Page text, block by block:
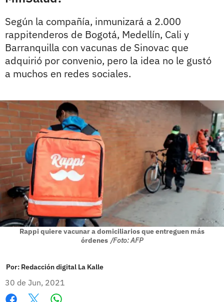
Según la compañía, inmunizará a 2.000
rappitenderos de Bogotá, Medellín, Cali y
Barranquilla con vacunas de Sinovac que
adquirió por convenio, pero la idea no le gustó
a muchos en redes sociales.
Rappi quiere vacunar a domiciliarios que entreguen más
órdenes /Foto: AFP
Por: Redacción digital La Kalle
30 de Jun, 2021